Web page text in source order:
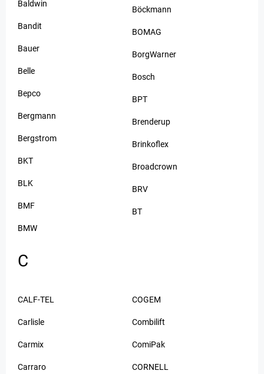
Baldwin
Bandit
Bauer
Belle
Bepco
Bergmann
Bergstrom
BKT
BLK
BMF
BMW
Böckmann
BOMAG
BorgWarner
Bosch
BPT
Brenderup
Brinkoflex
Broadcrown
BRV
BT
C
CALF-TEL
Carlisle
Carmix
Carraro
COGEM
Combilift
ComiPak
CORNELL